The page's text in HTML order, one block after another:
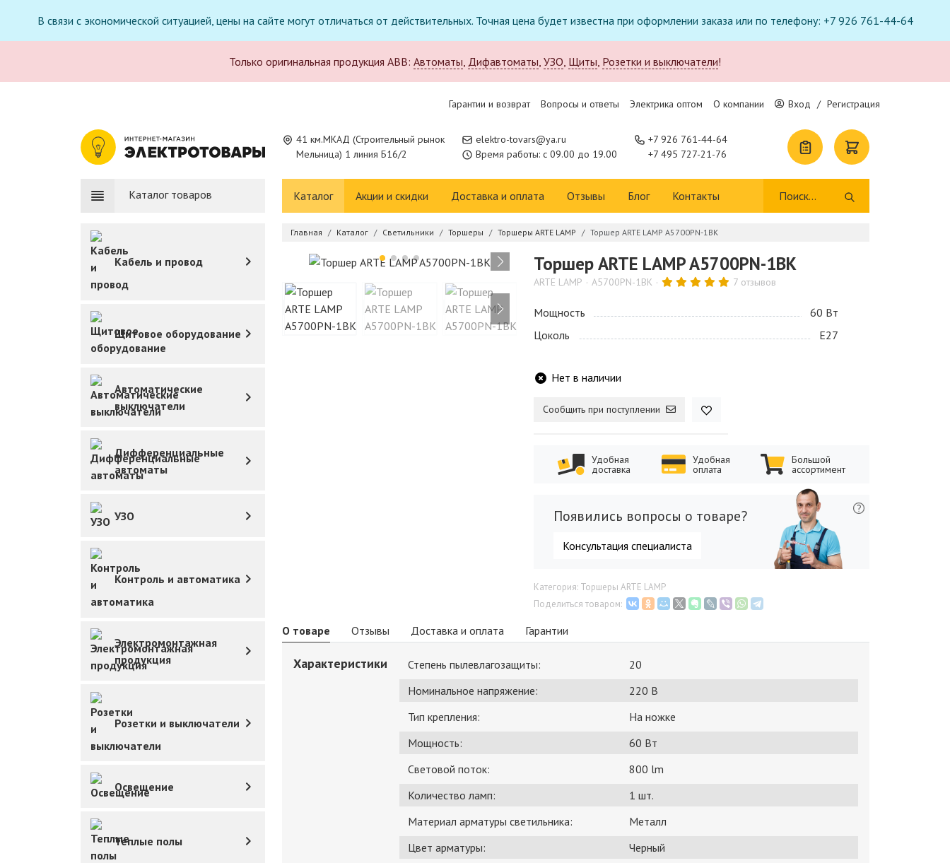
В связи с экономической ситуацией, цены на сайте могут отличаться от действительных. Точная цена будет известна при оформлении заказа или по телефону: +7 926 761-44-64
Только оригинальная продукция ABB: Автоматы, Дифавтоматы, УЗО, Щиты, Розетки и выключатели!
Гарантии и возврат Вопросы и ответы Электрика оптом О компании Вход / Регистрация
41 км.МКАД (Строительный рынок
Мельница) 1 линия Б16/2
elektro-tovars@ya.ru
Время работы: с 09.00 до 19.00
+7 926 761-44-64
+7 495 727-21-76
Каталог товаров Каталог Акции и скидки Доставка и оплата Отзывы Блог Контакты
Кабель и провод
Щитовое оборудование
Автоматические
выключатели
Дифференциальные
автоматы
УЗО
Контроль и автоматика
Электромонтажная
продукция
Розетки и выключатели
Освещение
Теплые полы
Главная Каталог Светильники Торшеры Торшеры ARTE LAMP Торшер ARTE LAMP A5700PN-1BK
Торшер ARTE LAMP A5700PN-1BK
ARTE LAMP A5700PN-1BK 7 отзывов
Мощность
60 Bт
Цоколь
E27
Нет в наличии
Сообщить при поступлении
Удобная
доставка
Удобная
оплата
Большой
ассортимент
Появились вопросы о товаре?
Консультация специалиста
Категория: Торшеры ARTE LAMP
Поделиться товаром:
О товаре Отзывы Доставка и оплата Гарантии
Характеристики Степень пылевлагозащиты:
20
Номинальное напряжение:
220 В
Тип крепления:
На ножке
Мощность:
60 Bт
Световой поток:
800 lm
Количество ламп:
1 шт.
Материал арматуры светильника:
Металл
Цвет арматуры:
Черный